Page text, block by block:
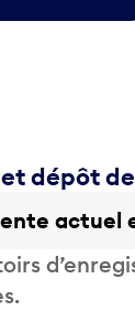
dépôt
actuel